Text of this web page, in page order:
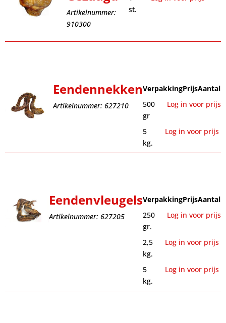
Artikelnummer:
910300
st.
Eendennekken
Artikelnummer: 627210
VerpakkingPrijsAantal
500
gr
Log in voor prijs
5
kg.
Log in voor prijs
Eendenvleugels
Artikelnummer: 627205
VerpakkingPrijsAantal
250
gr.
Log in voor prijs
2,5
kg.
Log in voor prijs
5
kg.
Log in voor prijs